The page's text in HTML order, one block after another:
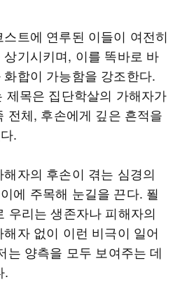
트에 연루된 이들이 여전히
기시키며, 이를 똑바로 바
합이 가능함을 강조한다.
제목은 집단학살의 가해자가
전체, 후손에게 깊은 흔적을
.
자의 후손이 겪는 심경의
에 주목해 눈길을 끈다. 푈
우리는 생존자나 피해자의
자 없이 이런 비극이 일어
는 양측을 모두 보여주는 데
.